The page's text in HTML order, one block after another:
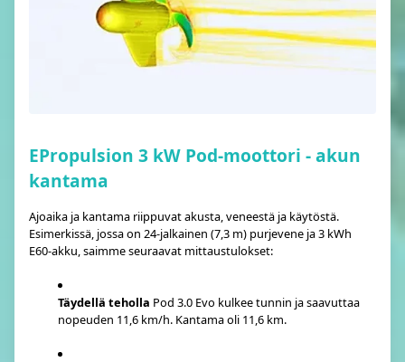
EPropulsion 3 kW Pod-moottori - akun
kantama
Ajoaika ja kantama riippuvat akusta, veneestä ja käytöstä.
Esimerkissä, jossa on 24-jalkainen (7,3 m) purjevene ja 3 kWh
E60-akku, saimme seuraavat mittaustulokset:
Täydellä teholla Pod 3.0 Evo kulkee tunnin ja saavuttaa
nopeuden 11,6 km/h. Kantama oli 11,6 km.